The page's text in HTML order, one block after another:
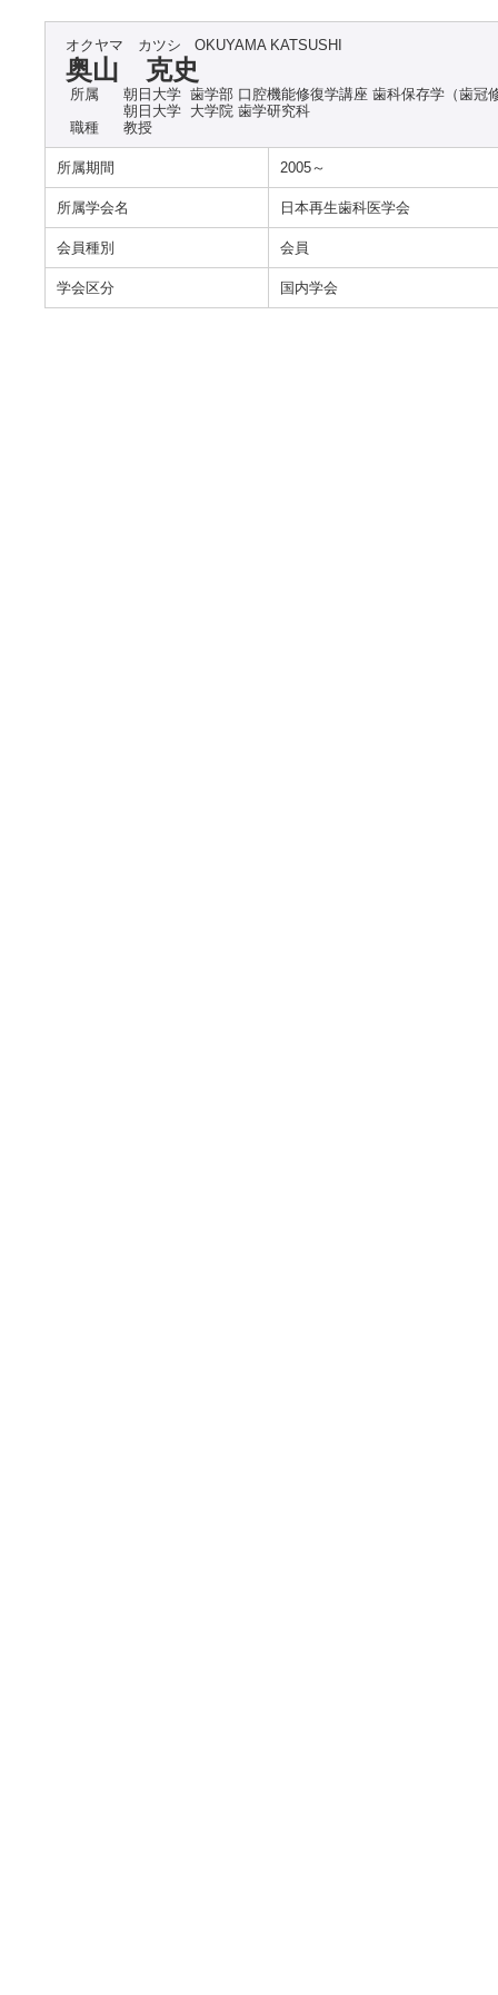
オクヤマ カツシ OKUYAMA KATSUSHI
奥山 克史
所属
朝日大学 歯学部 口腔機能修復学講座 歯科保存学（歯冠
朝日大学 大学院 歯学研究科
職種
教授
所属期間 2005～
所属学会名 日本再生歯科医学会
会員種別 会員
学会区分 国内学会